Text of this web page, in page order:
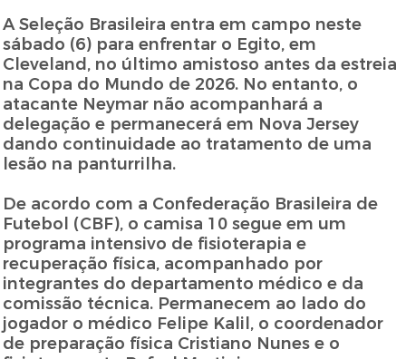
A Seleção Brasileira entra em campo neste
sábado (6) para enfrentar o Egito, em
Cleveland, no último amistoso antes da estreia
na Copa do Mundo de 2026. No entanto, o
atacante Neymar não acompanhará a
delegação e permanecerá em Nova Jersey
dando continuidade ao tratamento de uma
lesão na panturrilha.
De acordo com a Confederação Brasileira de
Futebol (CBF), o camisa 10 segue em um
programa intensivo de fisioterapia e
recuperação física, acompanhado por
integrantes do departamento médico e da
comissão técnica. Permanecem ao lado do
jogador o médico Felipe Kalil, o coordenador
de preparação física Cristiano Nunes e o